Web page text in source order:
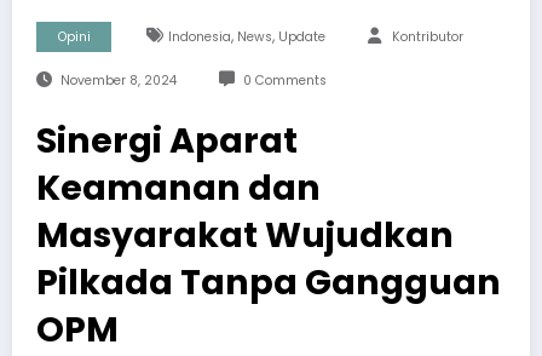
Opini Indonesia, News, Update Kontributor
November 8, 2024 0 Comments
Sinergi Aparat
Keamanan dan
Masyarakat Wujudkan
Pilkada Tanpa Gangguan
OPM